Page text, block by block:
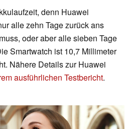
denn Huawei
alle zehn Tage zurück ans
oder aber alle sieben Tage
Smartwatch ist 10,7 Millimeter
Nähere Details zur Huawei
ausführlichen Testbericht.